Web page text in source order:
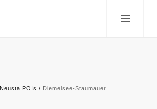
Neusta POIs / Diemelsee-Staumauer